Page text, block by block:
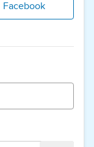
Facebook